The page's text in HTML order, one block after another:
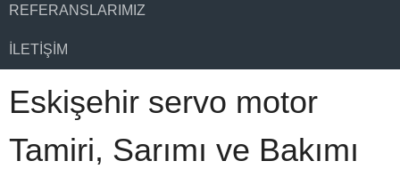
REFERANSLARIMIZ
İLETIŞIM
Eskişehir servo motor
Tamiri, Sarımı ve Bakımı